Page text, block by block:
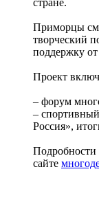
стране.
Приморцы
творческий
поддержку от
Проект
– форум
–
Россия»,
Подробности
сайте